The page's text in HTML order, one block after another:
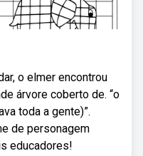
o elmer encontrou
árvore coberto de. “o
toda a gente)”.
de personagem
educadores!